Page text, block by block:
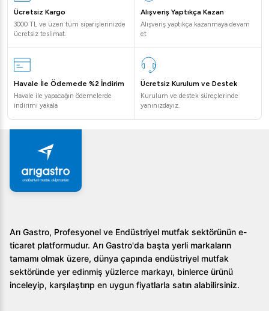
Sonuç olarak, Öztiryakiler ODB140A Hızlı Küp Buz
Makinesi, işletmeleriniz için ideal bir çözüm sunar ve
işlerinizi kolaylaştırarak müşteri memnuniyetini artırır. Bu
buz makinesini seçerek hem çevreye duyarlı bir tercihte
bulunmuş olursunuz hem de ekonomik açıdan karlı bir
yatırıma sahip olursunuz.
Ücretsiz Kargo
3000 TL ve üzeri tüm siparişlerinizde
ücretsiz teslimat.
Alışveriş Yaptıkça Kazan
Alışveriş yaptıkça kazanmaya devam
et
Havale İle Ödemede %2 İndirim
Havale ile yapacağın ödemelerde
indirimi yakala
Ücretsiz Kurulum ve Destek
Kurulum ve destek süreçlerinde
yanınızdayız.
Arı Gastro, Profesyonel ve Endüstriyel mutfak sektörünün e-
ticaret platformudur. Arı Gastro'da başta yerli markaların
tamamı olmak üzere, dünya çapında endüstriyel mutfak
sektöründe yer edinmiş yüzlerce markayı, binlerce ürünü
inceleyip, karşılaştırıp en uygun fiyatlarla satın alabilirsiniz.